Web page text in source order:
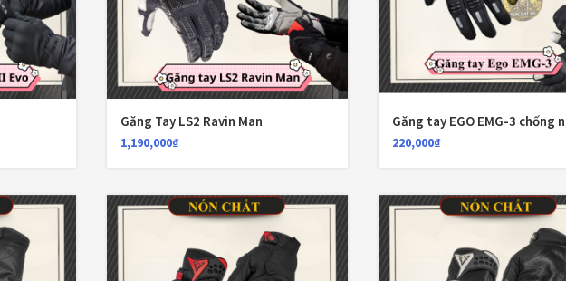
Găng Tay LS2 Ravin Man
1,190,000₫
Găng tay EGO EMG-3 chống
220,000₫